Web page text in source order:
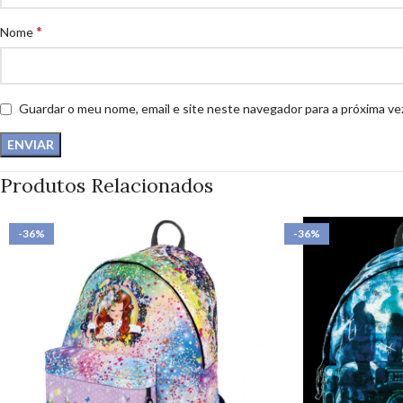
Nome*
Guardar o meu nome, email e site neste navegador para a próxima
Produtos Relacionados
-36% -36%